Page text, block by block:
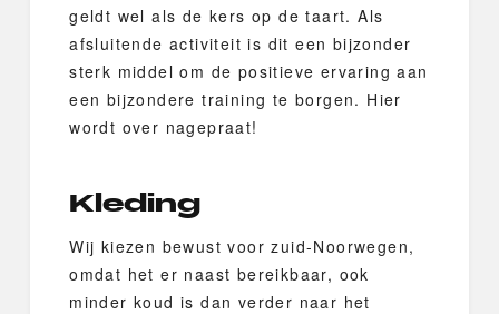
geldt wel als de kers op de taart. Als
afsluitende activiteit is dit een bijzonder
sterk middel om de positieve ervaring aan
een bijzondere training te borgen. Hier
wordt over nagepraat!
Kleding
Wij kiezen bewust voor zuid-Noorwegen,
omdat het er naast bereikbaar, ook
minder koud is dan verder naar het